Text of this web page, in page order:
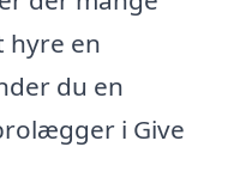
hyre en
du en
i Give